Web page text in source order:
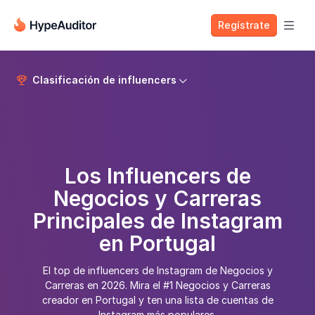
Regístrate 
 Clasificación de influencers 
Los Influencers de
Negocios y Carreras
Principales de Instagram
en Portugal
El top de influencers de Instagram de Negocios y
Carreras en 2026. Mira el #1 Negocios y Carreras
creador en Portugal y ten una lista de cuentas de